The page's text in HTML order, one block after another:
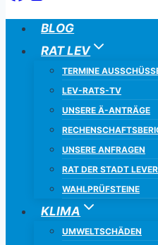
BLOG
RAT LEV
TERMINE
LEV-RATS-TV
UNSERE Ä-ANTRÄGE
UNSERE ANFRAGEN
RAT DER STADT
WAHLPRÜFSTEINE
KLIMA
UMWELTSCHÄDEN